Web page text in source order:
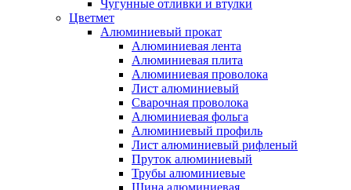
Чугунные отливки и втулки
Цветмет
Алюминиевый прокат
Алюминиевая лента
Алюминиевая плита
Алюминиевая проволока
Лист алюминиевый
Сварочная проволока
Алюминиевая фольга
Алюминиевый профиль
Лист алюминиевый рифленый
Пруток алюминиевый
Трубы алюминиевые
Шина алюминиевая